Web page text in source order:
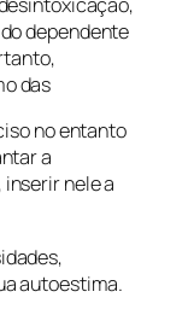
dependente
das
no entanto
a
nele a
autoestima.